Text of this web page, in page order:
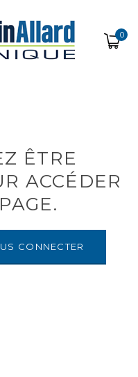
0
ÊTRE
ACCÉDER
CONNECTER